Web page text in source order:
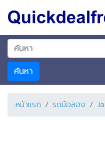
ค้นหา
หน้าแรก รถมือสอง